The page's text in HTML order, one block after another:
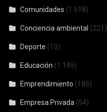
Comunidades (1.518)
Conciencia ambiental (221)
Deporte (10)
Educación (1.145)
Emprendimiento (185)
Empresa Privada (54)